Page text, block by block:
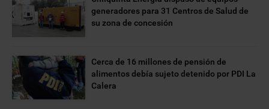
generadores para 31 Centros de Salud de
su zona de concesión
Cerca de 16 millones de pensión de
alimentos debía sujeto detenido por PDI La
Calera